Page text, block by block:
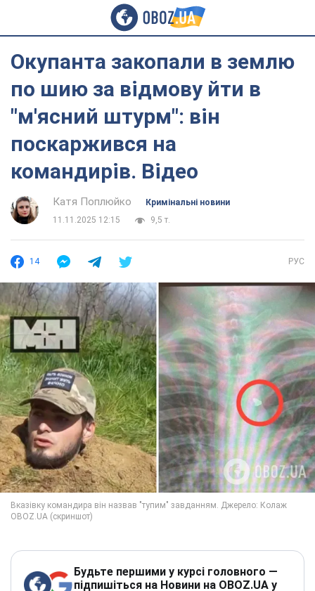
Окупанта закопали в землю
по шию за відмову йти в
"м'ясний штурм": він
поскаржився на
командирів. Відео
Катя Поплюйко
Кримінальні новини
11.11.2025 12:15
9,5 т.
14 РУС
Будьте першими у курсі головного —
підпишіться на Новини на OBOZ.UA у